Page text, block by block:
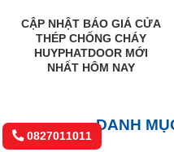
CẬP NHẬT BÁO GIÁ CỬA
THÉP CHỐNG CHÁY
HUYPHATDOOR MỚI
NHẤT HÔM NAY
DANH
0827011011